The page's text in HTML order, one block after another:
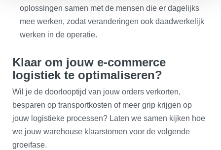
oplossingen samen met de mensen die er dagelijks
mee werken, zodat veranderingen ook daadwerkelijk
werken in de operatie.
Klaar om jouw e-commerce
logistiek te optimaliseren?
Wil je de doorlooptijd van jouw orders verkorten,
besparen op transportkosten of meer grip krijgen op
jouw logistieke processen? Laten we samen kijken hoe
we jouw warehouse klaarstomen voor de volgende
groeifase.